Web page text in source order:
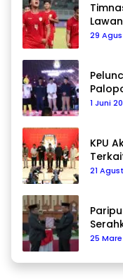
29
1 Juni
KPU
21
25